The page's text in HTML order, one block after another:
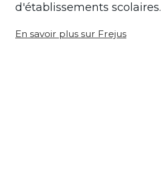
d'établissements scolaires.
En savoir plus sur Frejus